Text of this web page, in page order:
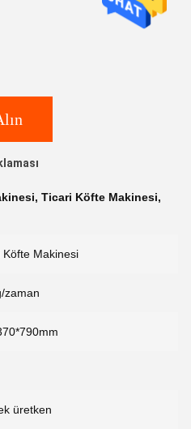
, Ticari Köfte Makinesi,
Köfte Makinesi
zaman
üretken